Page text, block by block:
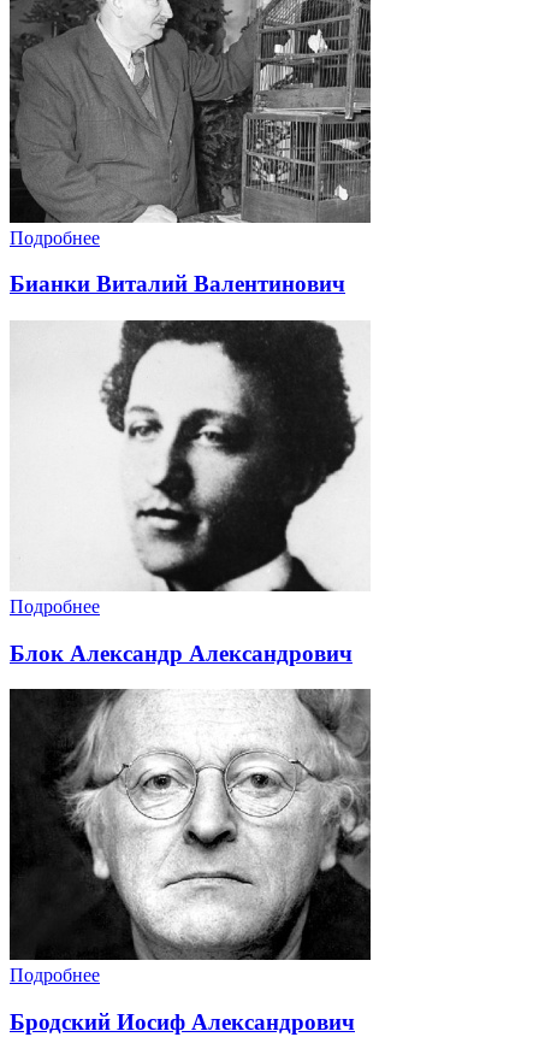
Подробнее
Бианки Виталий Валентинович
Подробнее
Блок Александр Александрович
Подробнее
Бродский Иосиф Александрович